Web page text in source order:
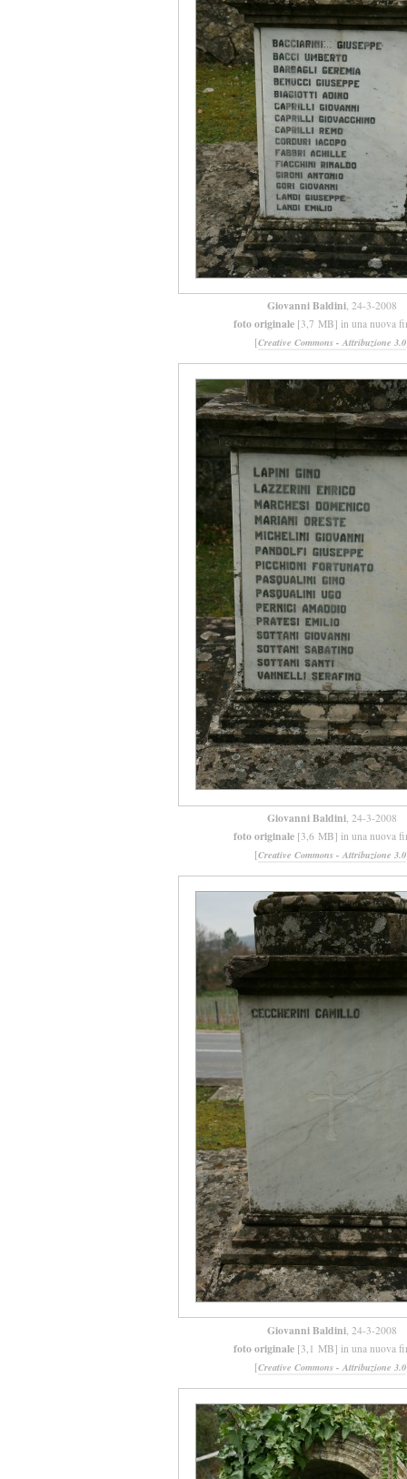
Giovanni Baldini, 24-3-2008
foto originale [3,7 MB] in una nuova
[Creative Commons - Attribuzione 3.0
Giovanni Baldini , 24-3-2008
foto originale [3,6 MB] in una nuova
[Creative Commons - Attribuzione 3.0
Giovanni Baldini , 24-3-2008
foto originale [3,1 MB] in una nuova
[Creative Commons - Attribuzione 3.0